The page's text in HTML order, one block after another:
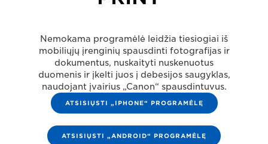
Nemokama programėlė leidžia tiesiogiai iš
mobiliųjų įrenginių spausdinti fotografijas ir
dokumentus, nuskaityti nuskenuotus
duomenis ir įkelti juos į debesijos saugyklas,
naudojant įvairius „Canon“ spausdintuvus.
ATSISIŲSTI „IPHONE“ PROGRAMĖLĘ
ATSISIŲSTI „ANDROID“ PROGRAMĖLĘ